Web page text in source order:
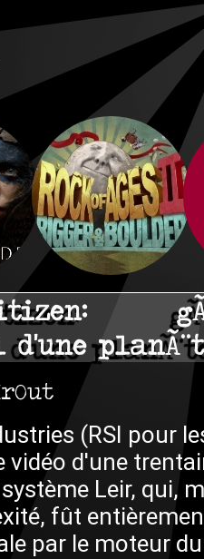
(RSI pour
vidéo d'une
Leir, qui,
fût
par le moteur